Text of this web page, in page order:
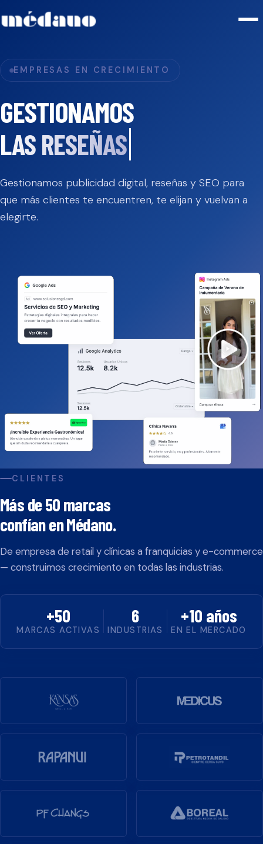
EMPRESAS EN CRECIMIENTO
GESTIONAMOS
LAS RESEÑAS
Gestionamos publicidad digital, reseñas y SEO para
que más clientes te encuentren, te elijan y vuelvan a
elegirte.
CLIENTES
Más de 50 marcas
confían en Médano.
De empresa de retail y clínicas a franquicias y e-commerce
— construimos crecimiento en todas las industrias.
+50
MARCAS ACTIVAS
6
INDUSTRIAS
+10 años
EN EL MERCADO